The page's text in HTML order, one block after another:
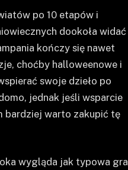
po 10 etapów i
dookoła widać
kończy się nawet
choćby halloweenowe i
swoje dzieło po
jednak jeśli wsparcie
bardziej warto zakupić tę
wygląda jak typowa gra